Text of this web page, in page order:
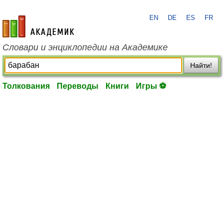
academic.ru
EN DE ES FR
Словари и энциклопедии на Академике
Найти!
Толкования Переводы Книги Игры ⚽